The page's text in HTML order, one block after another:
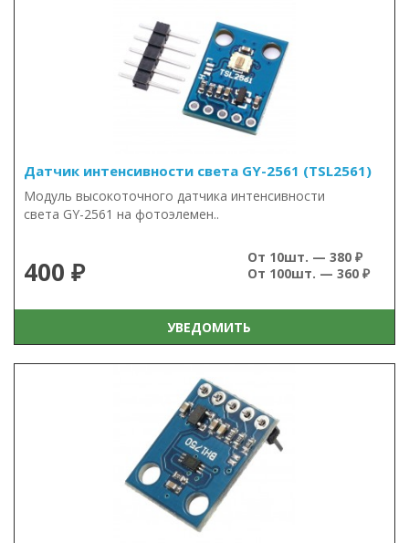
Датчик интенсивности света GY-2561 (TSL2561)
Модуль высокоточного датчика интенсивности
света GY-2561 на фотоэлемен..
400 ₽
От 10шт. — 380 ₽
От 100шт. — 360 ₽
УВЕДОМИТЬ